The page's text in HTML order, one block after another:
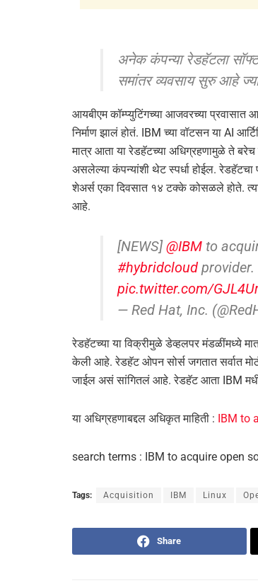
अनेक कंपन्या रेडहॅटला
समांतर व्यवसाय सुरु आहे
आयबीएम कॉम्प्युटिंगच्या आजवरच्या प्रवासात
निर्माण झालं होतं. IBM च्या वॉटसन या AI
मात्र आता या रेडहॅटच्या अधिग्रहणामुळे ते
असलेल्या कंपन्यांशी थेट स्पर्धा होईल.
शेअर्स एका दिवसात १४ टक्के कोसळले होते.
आहे.
[NEWS]@IBM to
#hybridcloud provider.
pic.twitter.com/
— Red Hat, Inc.
रेडहॅटच्या या विक्रीमुळे डेव्हलपर मंडळींमध्ये
केली आहे. रेडहॅट ओपन सोर्स जगतात सर्वात
जाईल असं सांगितलं आहे. रेडहॅट आता IBM
या अधिग्रहणाबद्दल अधिकृत माहिती : IBM to
search terms : IBM to acquire open
Tags: Acquisition IBM Linux
Share